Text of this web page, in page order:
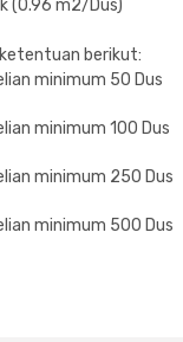
(0.96 m2/Dus)
berikut:
minimum 50 Dus
minimum 100 Dus
minimum 250 Dus
minimum 500 Dus